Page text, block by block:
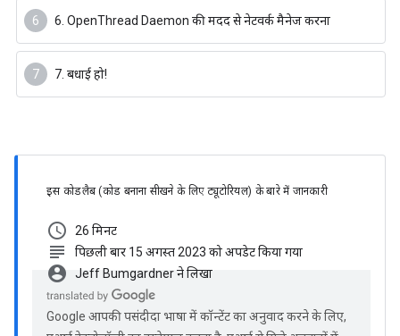
6. OpenThread Daemon की मदद से नेटवर्क मैनेज करना
7. बधाई हो!
इस कोडलैब (कोड बनाना सीखने के लिए ट्यूटोरियल) के बारे में जानकारी
schedule 26 मिनट
subject पिछली बार 15 अगस्त 2023 को अपडेट किया गया
account_circle Jeff Bumgardner ने लिखा
Google आपकी पसंदीदा भाषा में कॉन्टेंट का अनुवाद करने के लिए,